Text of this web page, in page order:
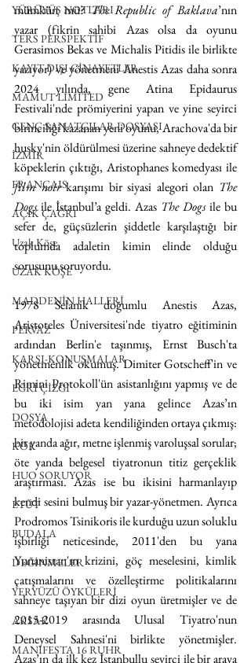
YÜRÜYÜŞ NOTLARI
TERS PERSPEKTİF
KAYIT DIŞI CİNAYETLER
MAMUT LIMITED
GENÇ SANATÇILAR DOSYASI
İZMİR
FRANÇAIS
AÇIK ÇAĞRI
Uzak Köşe
UZAK KÖŞE
MADDENİN HALLERİ
PERVAZ
KARŞI-KONUŞMALAR
EĞRİ ÇİZGİ
DOSYA
KÖK
HUO SORUYOR
ETÜT
BUDALA
DEĞİNMELER
YERYÜZÜ ÖYKÜLERİ
AKSAK
MANIFESTA 16 RUHR
mümkün mü? The Republic of Baklava’nın
yazar (fikrin sahibi Azas olsa da oyunu
Gerasimos Bekas ve Michalis Pitidis ile birlikte
yazıyor) ve yönetmeni Anestis Azas daha sonra
2024 yılında, gene Atina Epidaurus
Festivali'nde prömiyerini yapan ve yine seyirci
birinciliği kazanan yeni oyunu, Arachova'da bir
husky'nin öldürülmesi üzerine sahneye dedektif
film noir karışımı bir siyasi alegori olan The
Dogs ile İstanbul’a geldi. Azas The Dogs ile bu
sefer de, güçsüzlerin şiddetle karşılaştığı bir
toplumda adaletin kimin elinde olduğu
sorusunu soruyordu.
1978 Selanik doğumlu Anestis Azas,
Aristoteles Üniversitesi'nde tiyatro eğitiminin
ardından Berlin'e taşınmış, Ernst Busch'ta
yönetmenlik okumuş. Dimiter Gotscheff'in ve
Rimini Protokoll'ün asistanlığını yapmış ve de
bu iki isim yan yana gelince Azas’ın
metodolojisi adeta kendiliğinden ortaya çıkmış:
bir yanda ağır, metne işlenmiş varoluşsal sorular;
öte yanda belgesel tiyatronun titiz gerçeklik
araştırması. Azas ise bu ikisini harmanlayıp
kendi sesini bulmuş bir yazar-yönetmen. Ayrıca
Prodromos Tsinikoris ile kurduğu uzun soluklu
işbirliği neticesinde, 2011'den bu yana
Yunanistan'ın krizini, göç meselesini, kimlik
çatışmalarını ve özelleştirme politikalarını
sahneye taşıyan bir dizi oyun üretmişler ve de
2015-2019 arasında Ulusal Tiyatro'nun
Deneysel Sahnesi'ni birlikte yönetmişler.
Azas’ın da ilk kez İstanbullu seyirci ile bir araya